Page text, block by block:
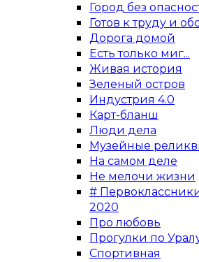
Город без
Готов к труду и
Дорога домой
Есть только миг...
Живая история
Зеленый остров
Индустрия 4.0
Карт-бланш
Люди дела
Музейные
На самом деле
Не мелочи жизни
#
2020
Про любовь
Прогулки по
Спортивная